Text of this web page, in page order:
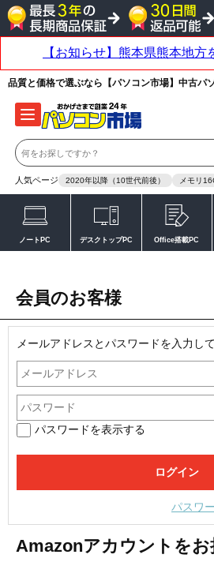
品質と価格で選ぶなら【パソコン市場】中古パ
人気ページ 2020年以降（10世代前後） メモリ
ノートPC デスクトップPC Office搭載PC
会員のお客様
メールアドレスとパスワードを入力し
パスワードを表示する
パスワ
Amazonアカウントをお